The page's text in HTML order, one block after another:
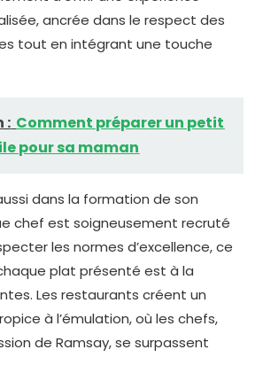
ancrée dans le respect des
tout en intégrant une touche
: Comment préparer un petit
pour sa maman
dans la formation de son
chef est soigneusement recruté
les normes d’excellence, ce
plat présenté est à la
Les restaurants créent un
à l’émulation, où les chefs,
de Ramsay, se surpassent